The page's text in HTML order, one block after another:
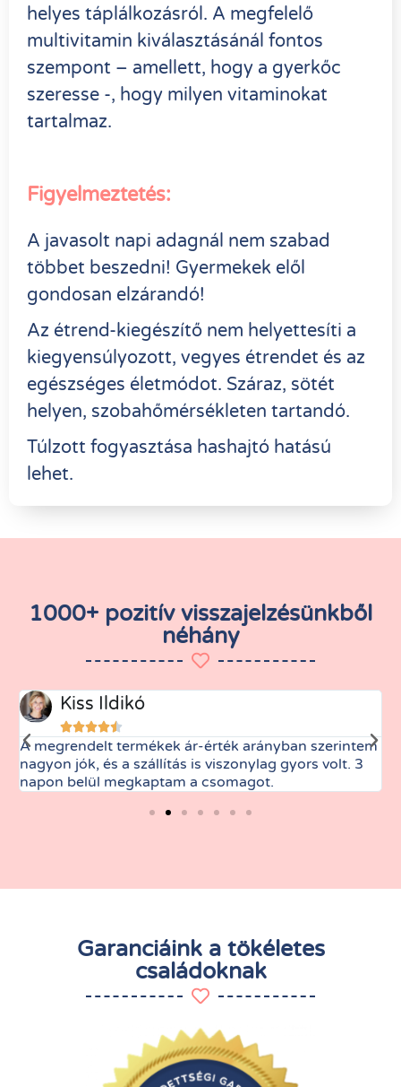
helyes táplálkozásról. A megfelelő
multivitamin kiválasztásánál fontos
szempont – amellett, hogy a gyerkőc
szeresse -, hogy milyen vitaminokat
tartalmaz.
Figyelmeztetés:
A javasolt napi adagnál nem szabad
többet beszedni! Gyermekek elől
gondosan elzárandó!
Az étrend-kiegészítő nem helyettesíti a
kiegyensúlyozott, vegyes étrendet és az
egészséges életmódot. Száraz, sötét
helyen, szobahőmérsékleten tartandó.
Túlzott fogyasztása hashajtó hatású
lehet.
1000+ pozitív visszajelzésünkből
néhány
Kiss Ildikó

A megrendelt termékek ár-érték arányban szerintem
nagyon jók, és a szállítás is viszonylag gyors volt. 3
napon belül megkaptam a csomagot.
Garanciáink a tökéletes
családoknak